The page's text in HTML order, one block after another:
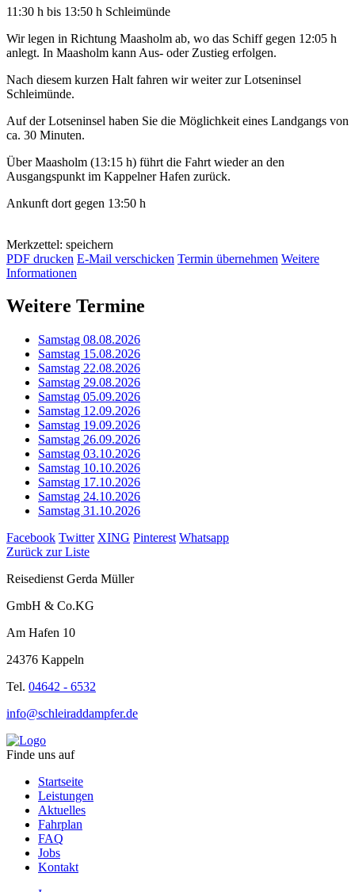
11:30 h bis 13:50 h Schleimünde
Wir legen in Richtung Maasholm ab, wo das Schiff gegen 12:05 h
anlegt. In Maasholm kann Aus- oder Zustieg erfolgen.
Nach diesem kurzen Halt fahren wir weiter zur Lotseninsel
Schleimünde.
Auf der Lotseninsel haben Sie die Möglichkeit eines Landgangs von
ca. 30 Minuten.
Über Maasholm (13:15 h) führt die Fahrt wieder an den
Ausgangspunkt im Kappelner Hafen zurück.
Ankunft dort gegen 13:50 h
Merkzettel: speichern
PDF drucken E-Mail verschicken Termin übernehmen Weitere
Informationen
Weitere Termine
Samstag 08.08.2026
Samstag 15.08.2026
Samstag 22.08.2026
Samstag 29.08.2026
Samstag 05.09.2026
Samstag 12.09.2026
Samstag 19.09.2026
Samstag 26.09.2026
Samstag 03.10.2026
Samstag 10.10.2026
Samstag 17.10.2026
Samstag 24.10.2026
Samstag 31.10.2026
Facebook Twitter XING Pinterest Whatsapp
Zurück zur Liste
Reisedienst Gerda Müller
GmbH & Co.KG
Am Hafen 10
24376 Kappeln
Tel. 04642 - 6532
info@schleiraddampfer.de
Finde uns auf
Startseite
Leistungen
Aktuelles
Fahrplan
FAQ
Jobs
Kontakt